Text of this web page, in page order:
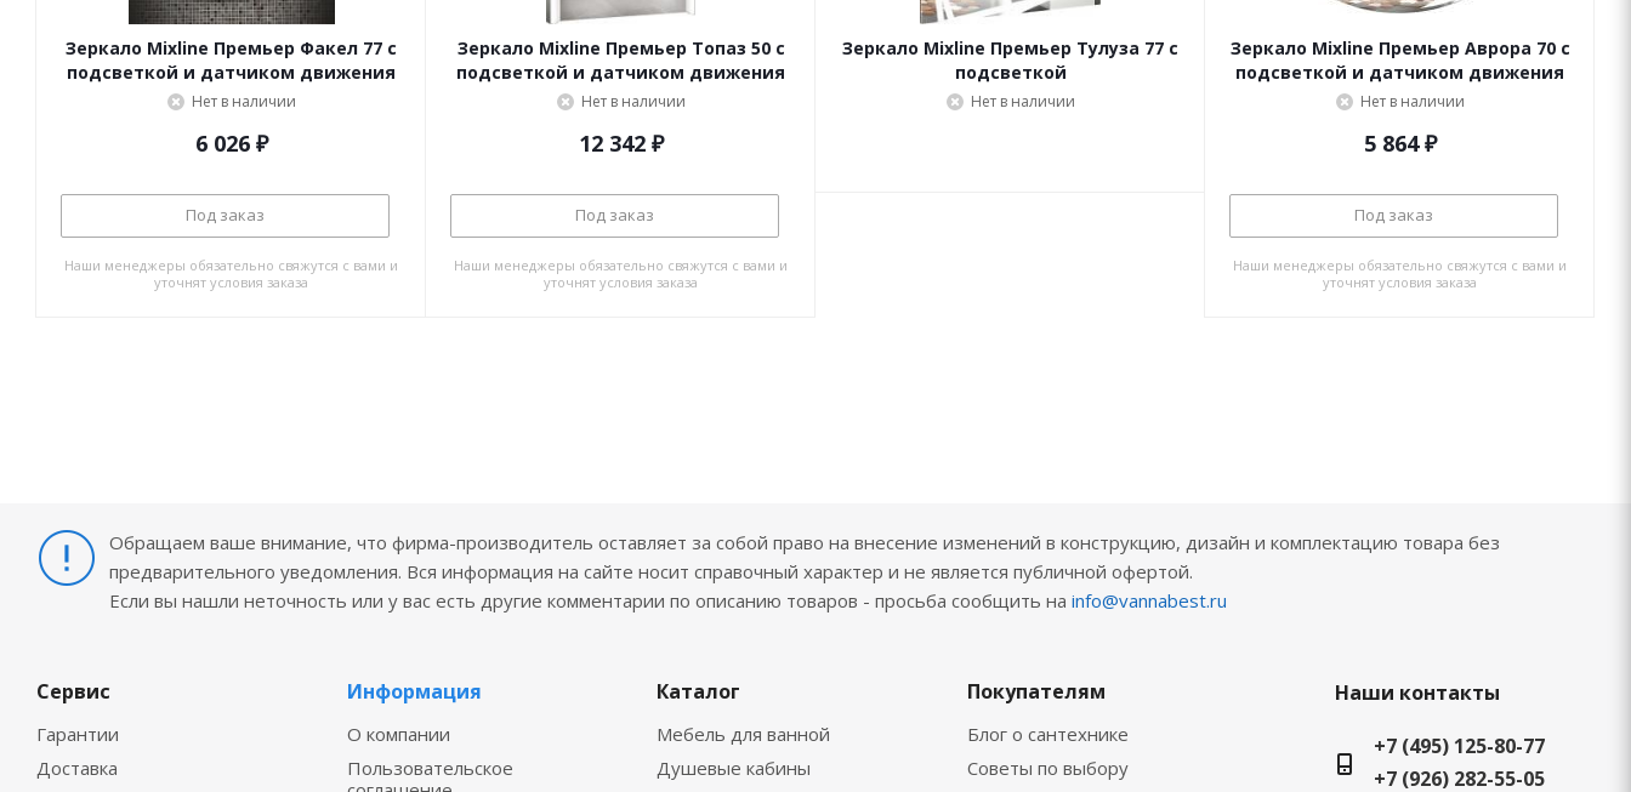
Зеркало Mixline Премьер Факел 77 с
подсветкой и датчиком движения
Нет в наличии
6 026₽
Под заказ
Наши менеджеры обязательно свяжутся с вами и
уточнят условия заказа
Зеркало Mixline Премьер Топаз 50 с
подсветкой и датчиком движения
Нет в наличии
12 342₽
Под заказ
Наши менеджеры обязательно свяжутся с вами и
уточнят условия заказа
Зеркало Mixline Премьер Тулуза 77 с
подсветкой
Нет в наличии
Зеркало Mixline Премьер Аврора 70 с
подсветкой и датчиком движения
Нет в наличии
5 864₽
Под заказ
Наши менеджеры обязательно свяжутся с вами и
уточнят условия заказа
Обращаем ваше внимание, что фирма-производитель оставляет за собой право на внесение изменений в конструкцию, дизайн и комплектацию товара без
предварительного уведомления. Вся информация на сайте носит справочный характер и не является публичной офертой.
Если вы нашли неточность или у вас есть другие комментарии по описанию товаров - просьба сообщить на info@vannabest.ru
Сервис
Гарантии
Доставка
Информация
О компании
Пользовательское
Каталог
Мебель для ванной
Душевые кабины
Покупателям
Блог о сантехнике
Советы по выбору
Наши контакты
+7 (495) 125-80-77
+7 (926) 282-55-05